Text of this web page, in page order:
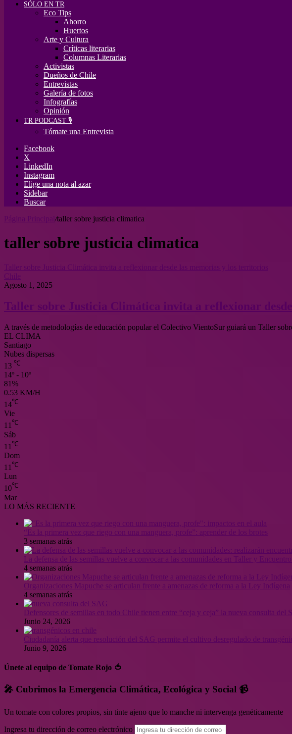
SÓLO EN TR
Eco Tips
Ahorro
Huertos
Arte y Cultura
Críticas literarias
Columnas Literarias
Activistas
Dueños de Chile
Entrevistas
Galería de fotos
Infografías
Opinión
TR PODCAST 🎙️
Tómate una Entrevista
Facebook
X
LinkedIn
Instagram
Elige una nota al azar
Sidebar
Buscar
Página Principal /taller sobre justicia climatica
taller sobre justicia climatica
Taller sobre Justicia Climática invita a reflexionar desde las memorias y los territorios
Chile
Agosto 1, 2025
Taller sobre Justicia Climática invita a reflexionar
A través de metodologías de educación popular el Colectivo VientoSur guiará un Taller
EL CLIMA
Santiago
Nubes dispersas
13 ℃
14º - 10º
81%
0.53 KM/H
14℃
Vie
11℃
Sáb
11 ℃
Dom
11 ℃
Lun
10℃
Mar
LO MÁS RECIENTE
“Es la primera vez que riego con una manguera, profe”: aprender de los brotes
3 semanas atrás
La defensa de las semillas vuelve a convocar a las comunidades en Taller y
4 semanas atrás
Organizaciones Mapuche se articulan frente a amenazas de reforma a la Ley Indígena
4 semanas atrás
Defensores de semillas en todo Chile tienen entre “ceja y ceja” la nueva consulta del
Junio 24, 2026
Ciudadanía alerta que resolución del SAG permite el cultivo desregulado de
Junio 9, 2026
Únete al equipo de Tomate Rojo 🍅
🎤 Cubrimos la Emergencia Climática, Ecológica y Social 📹
Un tomate con colores propios, sin tinte ajeno que lo manche ni intervenga genéticamente
Ingresa tu dirección de correo electrónico